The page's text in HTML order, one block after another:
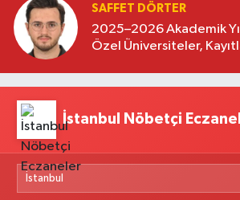
SAFFET DÖRTER
2025–2026 Akademik
Özel Üniversiteler,
İstanbul Nöbetçi